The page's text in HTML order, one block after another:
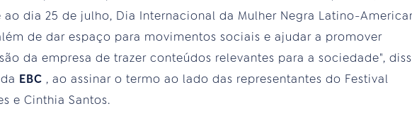
dia 25 de julho, Dia Internacional da Mulher Negra Latino-
de dar espaço para movimentos sociais e ajudar a promover
da empresa de trazer conteúdos relevantes para a sociedade",
EBC , ao assinar o termo ao lado das representantes do Festival
e Cinthia Santos.